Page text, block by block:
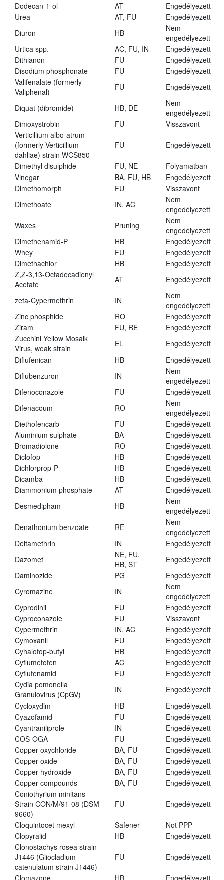
Dodecan-1-ol AT
Engedélyezett
Urea
AT, FU
Engedélyezett
Diuron
HB
Nem
engedélyezett
Urtica spp.
AC, FU, IN
Engedélyezett
Dithianon
FU
Engedélyezett
Disodium phosphonate
FU
Engedélyezett
Valifenalate (formerly
Valiphenal)
FU Engedélyezett
Diquat (dibromide) HB, DE
Nem
engedélyezett
Dimoxystrobin
FU
Visszavont
Verticillium albo-atrum
(formerly Verticillium
dahliae) strain WCS850
FU Engedélyezett
Dimethyl disulphide FU, NE
Folyamatban
Vinegar
BA, FU, HB
Engedélyezett
Dimethomorph
FU
Visszavont
Dimethoate
IN, AC
Nem
engedélyezett
Waxes
Pruning
Nem
engedélyezett
Dimethenamid-P
HB
Engedélyezett
Whey
FU
Engedélyezett
Dimethachlor
HB
Engedélyezett
Z,Z-3,13-Octadecadienyl
Acetate
AT Engedélyezett
zeta-Cypermethrin IN
Nem
engedélyezett
Zinc phosphide
RO
Engedélyezett
Ziram
FU, RE
Engedélyezett
Zucchini Yellow Mosaik
Virus, weak strain
EL
Engedélyezett
Diflufenican
HB
Engedélyezett
Diflubenzuron
IN
Nem
engedélyezett
Difenoconazole
FU
Engedélyezett
Difenacoum
RO
Nem
engedélyezett
Diethofencarb
FU
Engedélyezett
Aluminium sulphate
BA
Engedélyezett
Bromadiolone
RO
Engedélyezett
Diclofop
HB
Engedélyezett
Dichlorprop-P
HB
Engedélyezett
Dicamba
HB
Engedélyezett
Diammonium phosphate
AT
Engedélyezett
Desmedipham
HB
Nem
engedélyezett
Denathonium benzoate
RE
Nem
engedélyezett
Deltamethrin
IN
Engedélyezett
Dazomet
NE, FU,
HB, ST
Engedélyezett
Daminozide
PG
Engedélyezett
Cyromazine
IN
Nem
engedélyezett
Cyprodinil
FU
Engedélyezett
Cyproconazole
FU
Visszavont
Cypermethrin
IN, AC
Engedélyezett
Cymoxanil
FU
Engedélyezett
Cyhalofop-butyl
HB
Engedélyezett
Cyflumetofen
AC
Engedélyezett
Cyflufenamid
FU
Engedélyezett
Cydia pomonella
Granulovirus (CpGV)
IN
Engedélyezett
Cycloxydim
HB
Engedélyezett
Cyazofamid
FU
Engedélyezett
Cyantraniliprole
IN
Engedélyezett
COS-OGA
FU
Engedélyezett
Copper oxychloride
BA, FU
Engedélyezett
Copper oxide
BA, FU
Engedélyezett
Copper hydroxide
BA, FU
Engedélyezett
Copper compounds
BA, FU
Engedélyezett
Coniothyrium minitans
Strain CON/M/91-08 (DSM
9660)
FU Engedélyezett
Cloquintocet mexyl Safener
Not PPP
Clopyralid
HB
Engedélyezett
Clonostachys rosea strain
J1446 (Gliocladium
catenulatum strain J1446)
FU Engedélyezett